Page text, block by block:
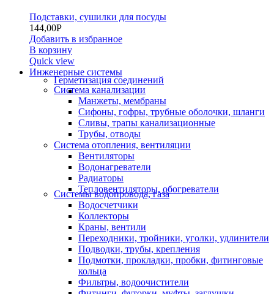
Подставки, сушилки для посуды
144,00Р
Добавить в избранное
В корзину
Quick view
Инженерные системы
Герметизация соединений
Система канализации
Манжеты, мембраны
Сифоны, гофры, трубные оболочки, шланги
Сливы, трапы канализационные
Трубы, отводы
Система отопления, вентиляции
Вентиляторы
Водонагреватели
Радиаторы
Тепловентиляторы, обогреватели
Системы водопровода, газа
Водосчетчики
Коллекторы
Краны, вентили
Переходники, тройники, уголки, удлинители
Подводки, трубы, крепления
Подмотки, прокладки, пробки, фитинговые
кольца
Фильтры, водоочистители